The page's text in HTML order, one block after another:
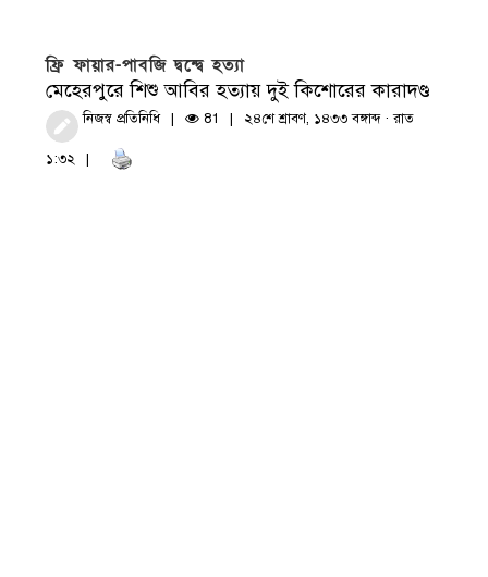
ফ্রি ফায়ার-পাবজি দ্বন্দ্বে হত্যা
মেহেরপুরে শিশু আবির হত্যায় দুই কিশোরের কারাদণ্ড
নিজস্ব প্রতিনিধি 81 ২৪শে শ্রাবণ, ১৪৩৩ বঙ্গাব্দ · রাত
১:৩২